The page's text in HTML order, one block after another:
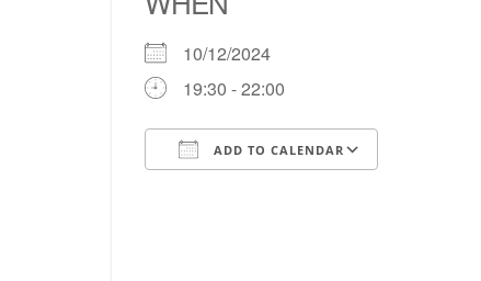
10/12/2024
19:30 - 22:00
ADD TO CALENDAR